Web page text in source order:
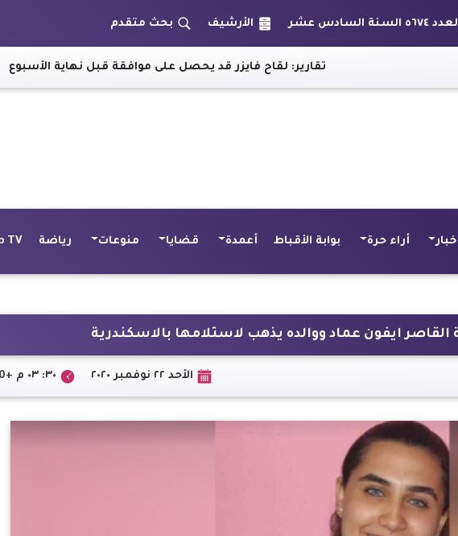
٥٦٧٤ السنة السادس عشر الأرشيف بحث متقدم
تقارير: لقاح فايزر قد يحصل على موافقة قبل نهاية الأسبوع | أول
أراء حرة بوابة الأقباط أعمدة قضايا منوعات رياضة TV
ايفون عماد ووالده يذهب لاستلامها بالاسكندرية
الأحد ٢٢ نوفمبر ٢٠٢٠ ٣٠: ٠٣ م +02:00 CEST